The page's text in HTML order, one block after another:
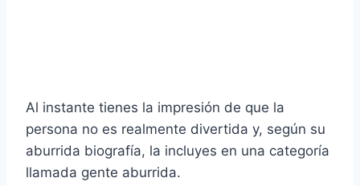
Al instante tienes la impresión de que la
persona no es realmente divertida y, según su
aburrida biografía, la incluyes en una categoría
llamada gente aburrida.